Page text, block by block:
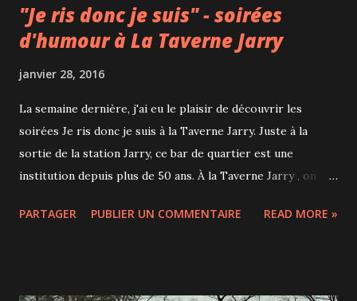
"Je ris donc je suis" - soirées
d'humour à La Taverne Jarry
janvier 28, 2016
La semaine dernière, j'ai eu le plaisir de découvrir les
soirées Je ris donc je suis à la Taverne Jarry. Juste à la
sortie de la station Jarry, ce bar de quartier est une
institution depuis plus de 50 ans. À la Taverne Jarry , on
amis les matchs des Canadiens, venir assister à des
PARTAGER PUBLIER UN COMMENTAIRE READ MORE »